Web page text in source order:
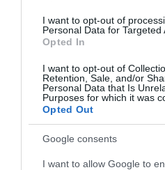
I want to opt-out of
Personal Data for Targeted
Opted In
I want to opt-out of
Retention, Sale, and/or
Personal Data that Is
Purposes for which it was
Opted Out
Google consents
I want to allow Google to
Értékelések